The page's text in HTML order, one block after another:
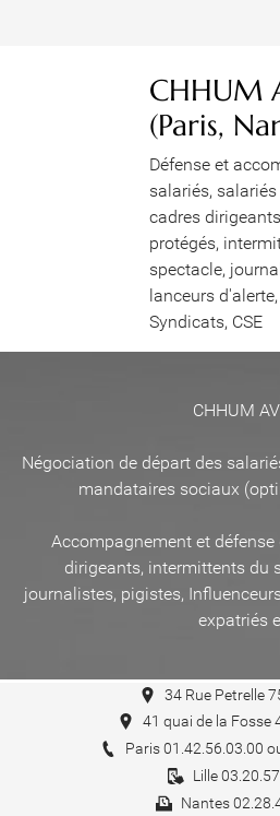
CHHUM
(Paris,
Défense et
salariés,
cadres
protégés,
spectacle,
lanceurs
Syndicats, CSE
CHHUM
Négociation de départ des
mandataires sociaux
Accompagnement et
dirigeants, intermittents du
journalistes, pigistes,
expatriés
34 Rue Petrelle
41 quai de la Fosse
Paris 01.42.56.03.00
Lille
Nantes